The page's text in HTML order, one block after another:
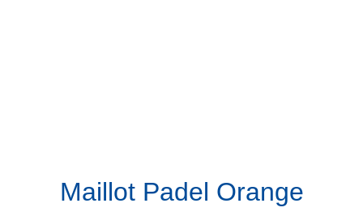
Maillot Padel Orange